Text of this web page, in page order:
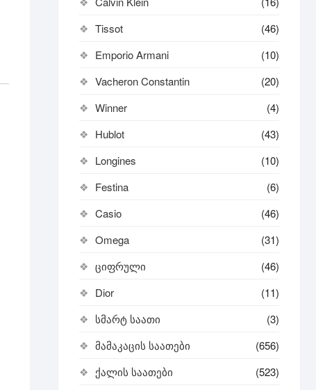
Tissot
(46)
Emporio Armani
(10)
Vacheron Constantin
(20)
Winner
(4)
Hublot
(43)
Longines
(10)
Festina
(6)
Casio
(46)
Omega
(31)
ციფრული
(46)
Dior
(11)
სმარტ საათი
(3)
მამაკაცის საათები
(656)
ქალის საათები
(523)